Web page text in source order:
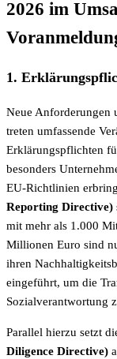
2026 im
1.
Neue Anforderungen
treten umfassende
Erklärungspflichten
besonders
EU-Richtlinien
Reporting Directive)
mit mehr als 1.000
Millionen Euro sind
ihren
eingeführt, um die
Sozialverantwortung
Parallel hierzu setzt
Diligence Directive)